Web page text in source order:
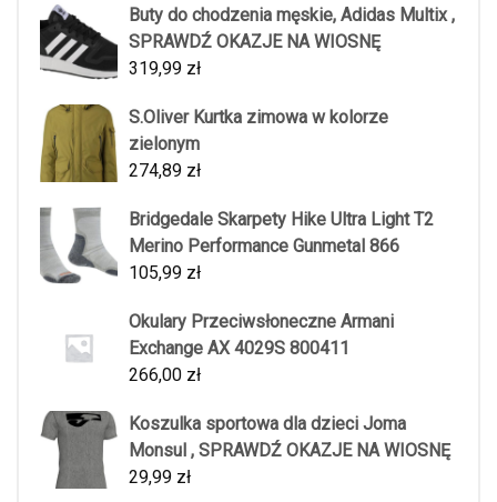
Buty do chodzenia męskie, Adidas Multix ,
SPRAWDŹ OKAZJE NA WIOSNĘ
319,99 zł
S.Oliver Kurtka zimowa w kolorze
zielonym
274,89 zł
Bridgedale Skarpety Hike Ultra Light T2
Merino Performance Gunmetal 866
105,99 zł
Okulary Przeciwsłoneczne Armani
Exchange AX 4029S 800411
266,00 zł
Koszulka sportowa dla dzieci Joma
Monsul , SPRAWDŹ OKAZJE NA WIOSNĘ
29,99 zł